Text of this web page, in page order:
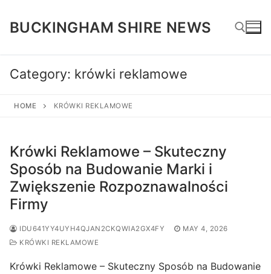
content
BUCKINGHAM SHIRE NEWS
Search for:
Category: krówki reklamowe
HOME KRÓWKI REKLAMOWE
Krówki Reklamowe – Skuteczny
Sposób na Budowanie Marki i
Zwiększenie Rozpoznawalności
Firmy
IDU641YY4UYH4QJAN2CKQWIA2GX4FY
MAY 4, 2026
KRÓWKI REKLAMOWE
Krówki Reklamowe – Skuteczny Sposób na Budowanie